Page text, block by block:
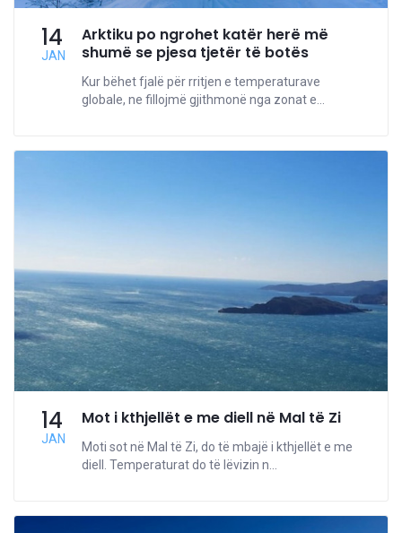
14
JAN
Arktiku po ngrohet katër herë më
shumë se pjesa tjetër të botës
Kur bëhet fjalë për rritjen e temperaturave
globale, ne fillojmë gjithmonë nga zonat e...
14
JAN
Mot i kthjellët e me diell në Mal të Zi
Moti sot në Mal të Zi, do të mbajë i kthjellët e me
diell. Temperaturat do të lëvizin n...